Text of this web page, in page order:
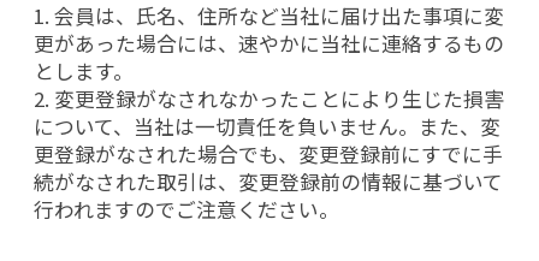
1. 会員は、氏名、住所など当社に届け出た事項に変
更があった場合には、速やかに当社に連絡するもの
とします。
2. 変更登録がなされなかったことにより生じた損害
について、当社は一切責任を負いません。また、変
更登録がなされた場合でも、変更登録前にすでに手
続がなされた取引は、変更登録前の情報に基づいて
行われますのでご注意ください。